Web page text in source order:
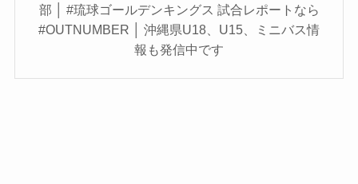
部 │ #琉球ゴールデンキングス 試合レポートなら
#OUTNUMBER │ 沖縄県U18、U15、ミニバス情
報も発信中です